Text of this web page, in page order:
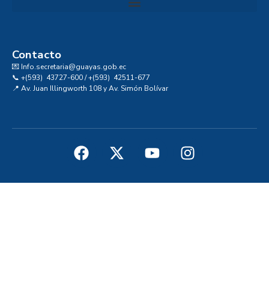
Contacto
💌 Info.secretaria@guayas.gob.ec
📞 +(593) 43727-600 / +(593) 42511-677
📍 Av. Juan Illingworth 108 y Av. Simón Bolívar